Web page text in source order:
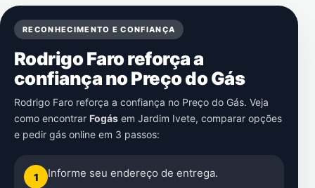
RECONHECIMENTO E CONFIANÇA
Rodrigo Faro reforça a
confiança no Preço do Gás
Rodrigo Faro reforça a confiança no Preço do Gás. Veja
como encontrar Fogás em Jardim Ivete, comparar opções
e pedir gás online em 3 passos:
1 Informe seu endereço de entrega.